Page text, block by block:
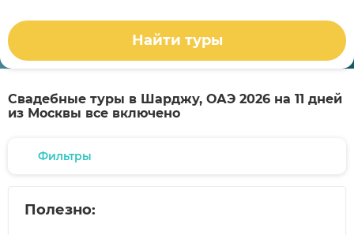
Найти туры
Свадебные туры в Шарджу, ОАЭ 2026 на 11 дней
из Москвы все включено
Фильтры
Полезно: